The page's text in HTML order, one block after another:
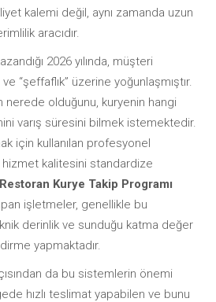
kalemi değil, aynı zamanda uzun
aracıdır.
2026 yılında, müşteri
“şeffaflık” üzerine yoğunlaşmıştır.
nerede olduğunu, kuryenin hangi
varış süresini bilmek istemektedir.
için kullanılan profesyonel
hizmet kalitesini standardize
Restoran Kurye Takip Programı
işletmeler, genellikle bu
derinlik ve sunduğu katma değer
yapmaktadır.
da bu sistemlerin önemi
hızlı teslimat yapabilen ve bunu